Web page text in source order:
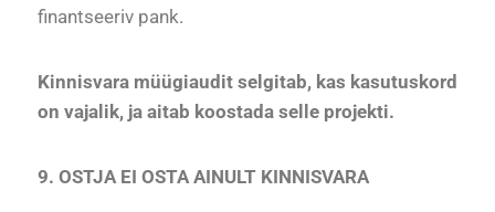
finantseeriv pank.
Kinnisvara müügiaudit selgitab, kas kasutuskord
on vajalik, ja aitab koostada selle projekti.
9. OSTJA EI OSTA AINULT KINNISVARA